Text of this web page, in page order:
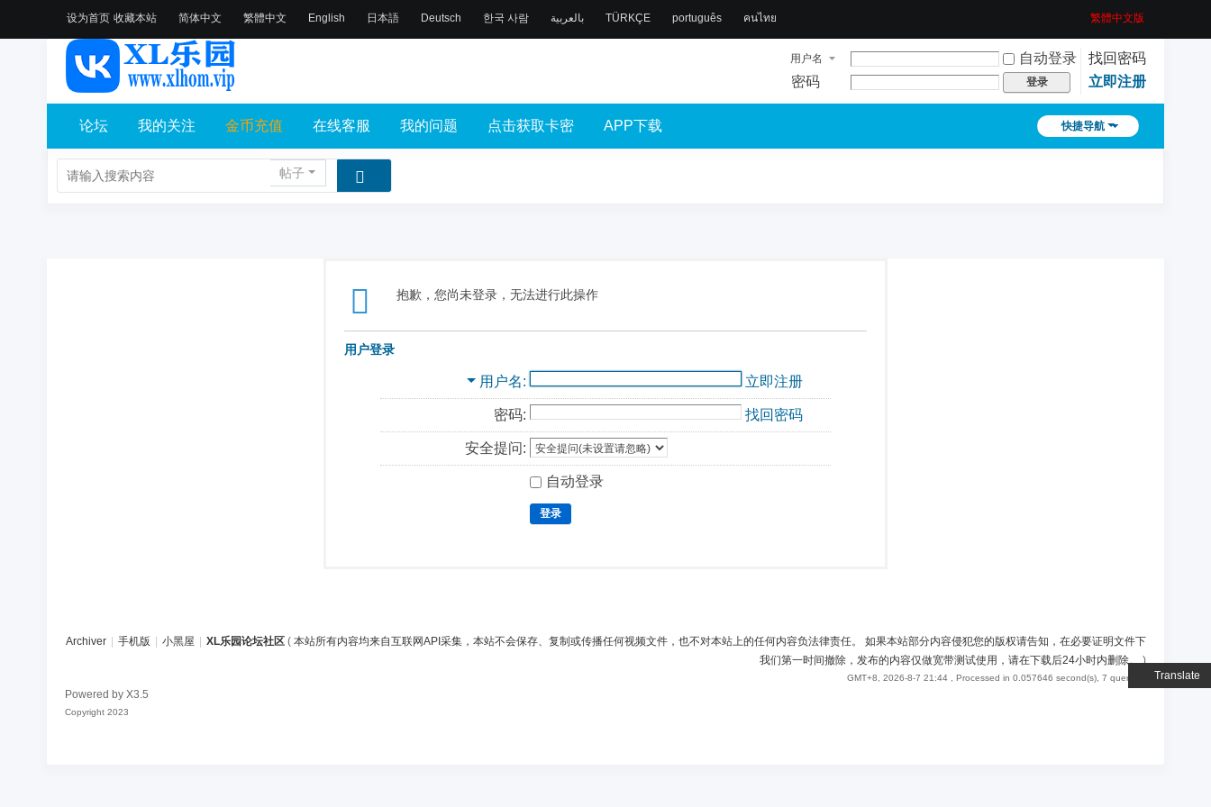
设为首页 收藏本站
Translate
简体中文 繁體中文 English 日本語 Deutsch 한국 사람 بالعربية TÜRKÇE português คนไทย 繁體中文版
用户名 自动登录
找回密码
密码
登录 立即注册
快捷导航
论坛 我的关注 金币充值 在线客服 我的问题 点击获取卡密 APP下载
帖子
抱歉，您尚未登录，无法进行此操作
用户登录
用户名 立即注册
密码: 找回密码
安全提问:
自动登录
登录
Archiver 手机版 小黑屋 XL乐园论坛社区 ( 本站所有内容均来自互联网API采集，本站不会保存、复制或传播任何视频文件，也不对本站上的任何内容负法律责任。 如果本站部分内容侵犯您的版权请告知，在必要证明文件下
我们第一时间撤除，发布的内容仅做宽带测试使用，请在下载后24小时内删除。)
GMT+8, 2026-8-7 21:44 , Processed in 0.057646 second(s), 7 queries .
Powered by X3.5
Copyright 2023